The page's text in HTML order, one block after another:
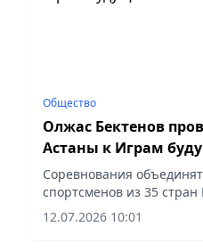
Общество
Олжас Бектенов
Астаны к Играм
Соревнования
спортсменов из 35
Востока и Латинской
корреспондент vapress.kz.
12.07.2026 10:01